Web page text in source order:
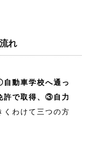
れ
動車学校へ通っ
許で取得、③自力
くわけて三つの方